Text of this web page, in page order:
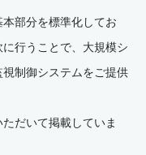
部分を標準化してお
行うことで、 大規模シ
制御システムをご提供
だいて掲載していま